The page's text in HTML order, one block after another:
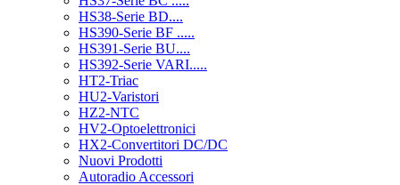
HS38-Serie BD....
HS390-Serie BF .....
HS391-Serie BU....
HS392-Serie VARI.....
HT2-Triac
HU2-Varistori
HZ2-NTC
HV2-Optoelettronici
HX2-Convertitori DC/DC
Nuovi Prodotti
Autoradio Accessori